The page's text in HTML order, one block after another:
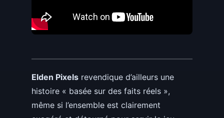
Elden Pixelsrevendique d’ailleurs une
histoire « basée sur des faits réels »,
même si l’ensemble est clairement